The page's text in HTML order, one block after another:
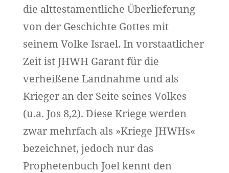
die alttestamentliche Überlieferung
von der Geschichte Gottes mit
seinem Volke Israel. In vorstaatlicher
Zeit ist JHWH Garant für die
verheißene Landnahme und als
Krieger an der Seite seines Volkes
(u.a. Jos 8,2). Diese Kriege werden
zwar mehrfach als »Kriege JHWHs«
bezeichnet, jedoch nur das
Prophetenbuch Joel kennt den